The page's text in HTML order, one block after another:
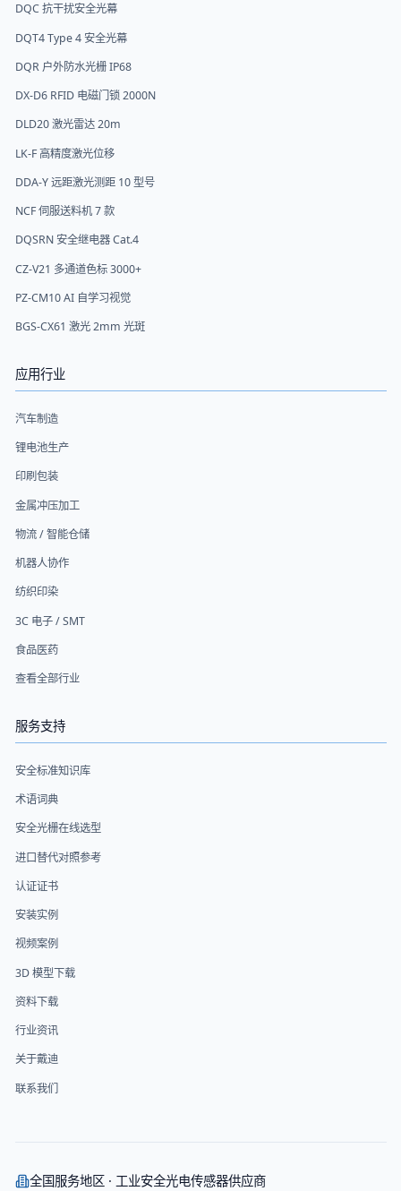
DQC 抗干扰安全光幕
DQT4 Type 4 安全光幕
DQR 户外防水光栅 IP68
DX-D6 RFID 电磁门锁 2000N
DLD20 激光雷达 20m
LK-F 高精度激光位移
DDA-Y 远距激光测距 10 型号
NCF 伺服送料机 7 款
DQSRN 安全继电器 Cat.4
CZ-V21 多通道色标 3000+
PZ-CM10 AI 自学习视觉
BGS-CX61 激光 2mm 光斑
应用行业
汽车制造
锂电池生产
印刷包装
金属冲压加工
物流 / 智能仓储
机器人协作
纺织印染
3C 电子 / SMT
食品医药
查看全部行业
服务支持
安全标准知识库
术语词典
安全光栅在线选型
进口替代对照参考
认证证书
安装实例
视频案例
3D 模型下载
资料下载
行业资讯
关于戴迪
联系我们
全国服务地区 · 工业安全光电传感器供应商